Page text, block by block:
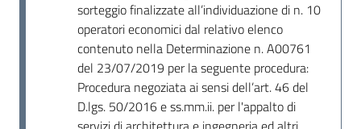
sorteggio finalizzate all’individuazione di n. 10
operatori economici dal relativo elenco
contenuto nella Determinazione n. A00761
del 23/07/2019 per la seguente procedura:
Procedura negoziata ai sensi dell’art. 46 del
D.lgs. 50/2016 e ss.mm.ii. per l'appalto di